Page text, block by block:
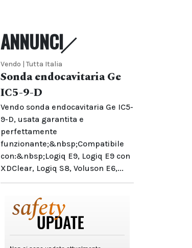
ANNUNCI
Vendo | Tutta Italia
Sonda endocavitaria Ge
IC5-9-D
Vendo sonda endocavitaria Ge IC5-
9-D, usata garantita e
perfettamente
funzionante;&nbsp;Compatibile
con:&nbsp;Logiq E9, Logiq E9 con
XDClear, Logiq S8, Voluson E6,...